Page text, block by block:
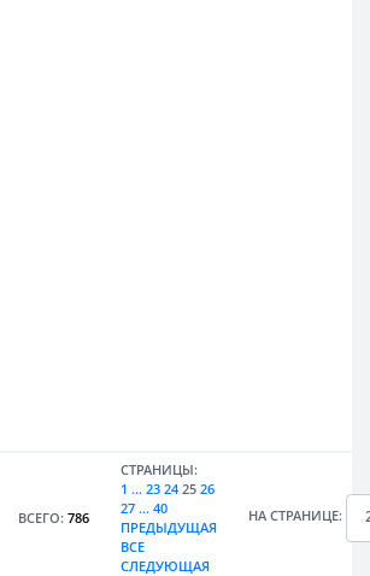
ВСЕГО: 786
СТРАНИЦЫ:
1 ... 23 24 25 26
27 ... 40
ПРЕДЫДУЩАЯ
ВСЕ
СЛЕДУЮЩАЯ
НА СТРАНИЦЕ: